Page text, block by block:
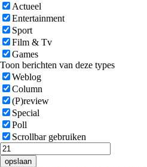
Actueel
Entertainment
Sport
Film & Tv
Games
Toon berichten van deze types
Weblog
Column
(P)review
Special
Poll
Scrollbar gebruiken
opslaan